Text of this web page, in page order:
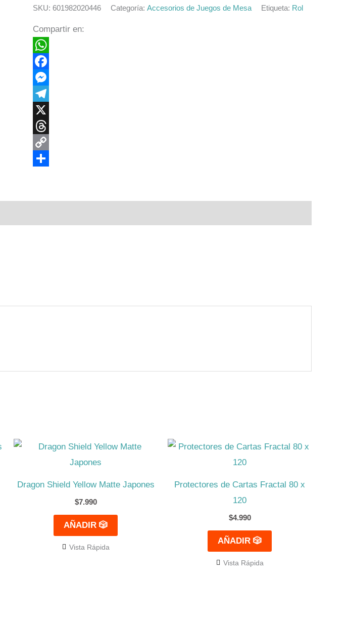
SKU: 601982020446 Categoría: Accesorios de Juegos de Mesa Etiqueta: Rol
Compartir en:
WhatsApp
Facebook
Messenger
Telegram
X
Threads
Copy
Dragon Shield Yellow Matte Japones
$7.990
AÑADIR 🎲
Vista Rápida
Protectores de Cartas Fractal 80 x
120
$4.990
AÑADIR 🎲
Vista Rápida